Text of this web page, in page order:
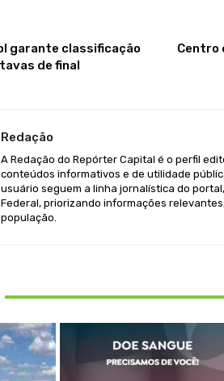
garante classificação
de final
Centro
Redação
A Redação do Repórter Capital é o perfil
conteúdos informativos e de utilidade
usuário seguem a linha jornalística do
Federal, priorizando informações
população.